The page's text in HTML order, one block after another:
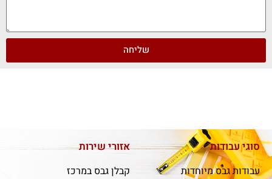
שליחה
סוגי עבודות
עבודות גבס מיוחדות
אזורי שירות
קבלן גבס במרכז